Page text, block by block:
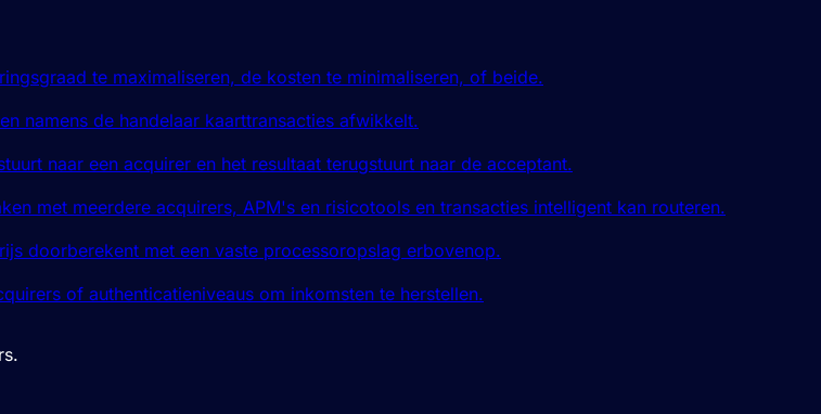
te maximaliseren, de kosten te minimaliseren, of beide.
namens de handelaar kaarttransacties afwikkelt.
naar een acquirer en het resultaat terugstuurt naar de acceptant.
met meerdere acquirers, APM's en risicotools en transacties intelligent kan routeren.
doorberekent met een vaste processoropslag erbovenop.
of authenticatieniveaus om inkomsten te herstellen.